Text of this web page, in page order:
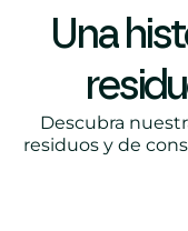
Una
Descubra
residuos y de